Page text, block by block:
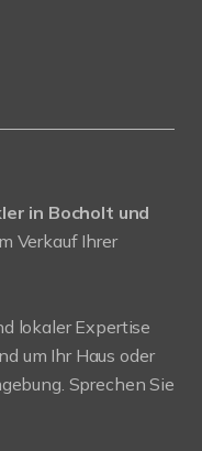
in Bocholt und
Verkauf Ihrer
lokaler Expertise
um Ihr Haus oder
Sprechen Sie